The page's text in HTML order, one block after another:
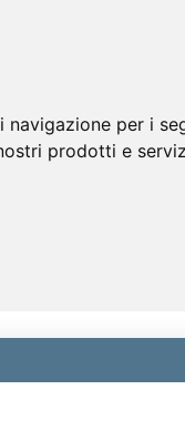
per i
prodotti e